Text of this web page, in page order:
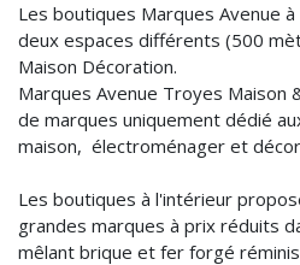
Les boutiques Marques Avenue
deux espaces différents (500
Maison Décoration.
Marques Avenue Troyes Maison
de marques uniquement dédié
maison, électroménager et
Les boutiques à l'intérieur
grandes marques à prix réduits
mêlant brique et fer forgé